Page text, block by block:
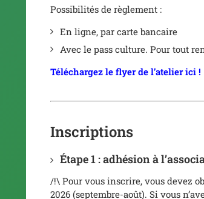
Possibilités de règlement :
En ligne, par carte bancaire
Avec le pass culture. Pour tout
Téléchargez le flyer de l’atelier ici !
Inscriptions
Étape 1 : adhésion à
/!\ Pour vous inscrire, vous devez
2026 (septembre-août). Si vous